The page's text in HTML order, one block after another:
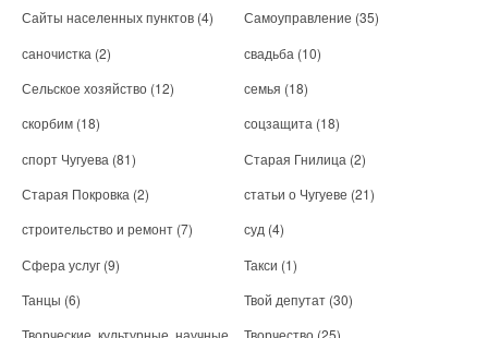
Сайты населенных пунктов (4) Самоуправление (35)
саночистка (2) свадьба (10)
Сельское хозяйство (12) семья (18)
скорбим (18) соцзащита (18)
спорт Чугуева (81) Старая Гнилица (2)
Старая Покровка (2) статьи о Чугуеве (21)
строительство и ремонт (7) суд (4)
Сфера услуг (9) Такси (1)
Танцы (6) Твой депутат (30)